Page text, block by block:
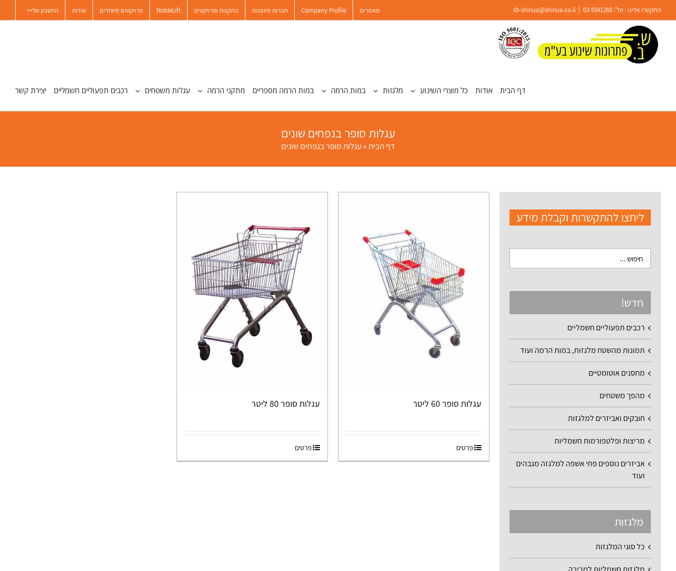
פתח סרגל נגישות
content
התקשרו אלינו : טל': 03-9341260
sb-shinua@shinua.co.il מאמרים Company Profile חברות מיוצגות התקנות ופרויקטים NobleLift פרויקטים מיוחדים אודות החשבון שלי
דף הבית אודות כל מוצרי השינוע מלגזות במות הרמה במות הרמה מספריים מתקני הרמה עגלות משטחים רכבים תפעוליים חשמליים יצירת קשר
עגלות סופר בנפחים שונים
דף הבית»עגלות סופר בנפחים שונים
עגלות סופר 60 ליטר
פרטים
עגלות סופר 80 ליטר
פרטים
ליחצו להתקשרות וקבלת מידע
חדש!
רכבים תפעוליים חשמליים
תמונות מהשטח מלגזות, במות הרמה ועוד
מחסנים אוטומטיים
מהפך משטחים
חובקים ואביזרים למלגזות
מריצות ופלטפורמות חשמליות
אביזרים נוספים פחי אשפה למלגזה מגבהים
ועוד
מלגזות
כל סוגי המלגזות